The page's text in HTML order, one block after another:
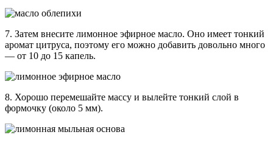
7. Затем внесите лимонное эфирное масло. Оно имеет тонкий
аромат цитруса, поэтому его можно добавить довольно много
— от 10 до 15 капель.
8. Хорошо перемешайте массу и вылейте тонкий слой в
формочку (около 5 мм).